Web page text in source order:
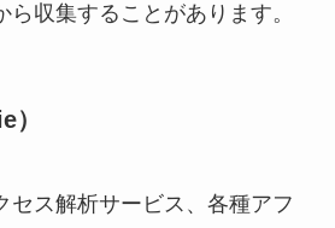
収集することがあります。
セス解析サービス、各種アフ